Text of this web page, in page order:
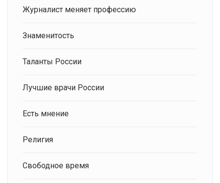
Журналист меняет профессию
Знаменитость
Таланты России
Лучшие врачи России
Есть мнение
Религия
Свободное время